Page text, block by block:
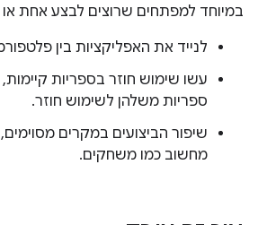
במיוחד למפתחים שרוצים לבצע אחת או
לנייד את האפליקציות בין
עשו שימוש חוזר בספריות
ספריות משלהן לשימוש חוזר.
שיפור הביצועים במקרים מסוימים,
מחשוב כמו משחקים.